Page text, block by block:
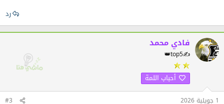
رد
فادي محمد
👑top5✍️
أحباب اللمة
1 جويلية 2026 #3